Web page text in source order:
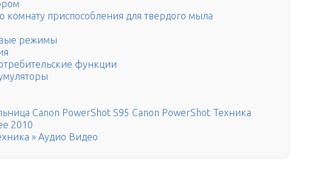
приспособления для твердого мыла
режимы
функции
Canon PowerShot S95 Canon PowerShot Техника
2010
» Аудио Видео